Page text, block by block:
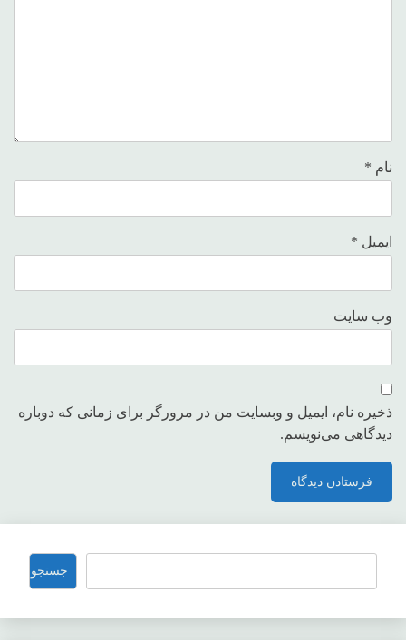
نام *
ایمیل *
وب‌ سایت
ذخیره نام، ایمیل و وبسایت من در مرورگر برای زمانی که دوباره
دیدگاهی می‌نویسم.
جستجو